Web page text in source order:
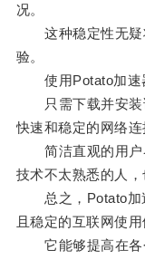
况。
这种稳定性无疑
验。
使用Potato加速
只需下载并安装
快速和稳定的网络连
简洁直观的用户
技术不太熟悉的人，
总之，Potato加
且稳定的互联网使用
它能够提高在各